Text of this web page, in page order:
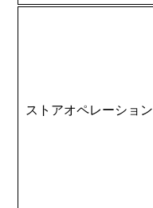
ストアオペレーション